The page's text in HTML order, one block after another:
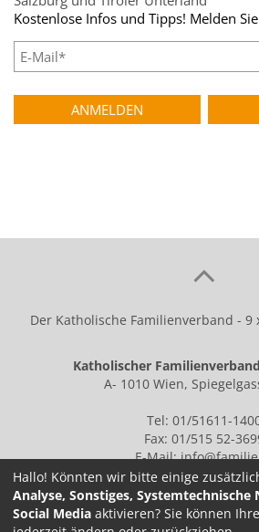
Kostenlose Infos und Tipps! Melden
Der Katholische Familienverband - 9
Katholischer
A- 1010 Wien,
Tel: 01/51611-
Fax: 01/515 52-
E-Mail:
Hallo! Könnten wir bitte einige
Analyse, Sonstiges,
Social Media aktivieren? Sie können